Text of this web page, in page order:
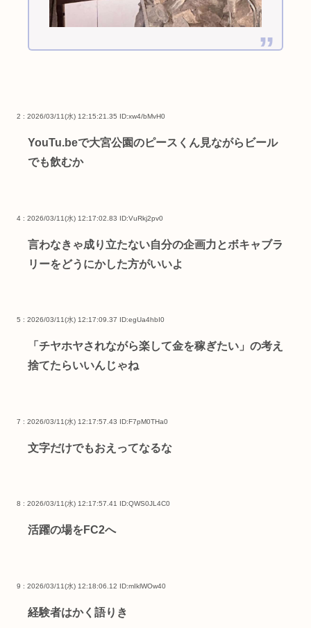
2 : 2026/03/11(水) 12:15:21.35 ID:xw4/bMvH0
YouTu.beで大宮公園のピースくん見ながらビール
でも飲むか
4 : 2026/03/11(水) 12:17:02.83 ID:VuRkj2pv0
言わなきゃ成り立たない自分の企画力とボキャブラ
リーをどうにかした方がいいよ
5 : 2026/03/11(水) 12:17:09.37 ID:egUa4hbI0
「チヤホヤされながら楽して金を稼ぎたい」の考え
捨てたらいいんじゃね
7 : 2026/03/11(水) 12:17:57.43 ID:F7pM0THa0
文字だけでもおえってなるな
8 : 2026/03/11(水) 12:17:57.41 ID:QWS0JL4C0
活躍の場をFC2へ
9 : 2026/03/11(水) 12:18:06.12 ID:mIklWOw40
経験者はかく語りき